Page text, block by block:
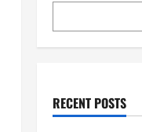
RECENT POSTS